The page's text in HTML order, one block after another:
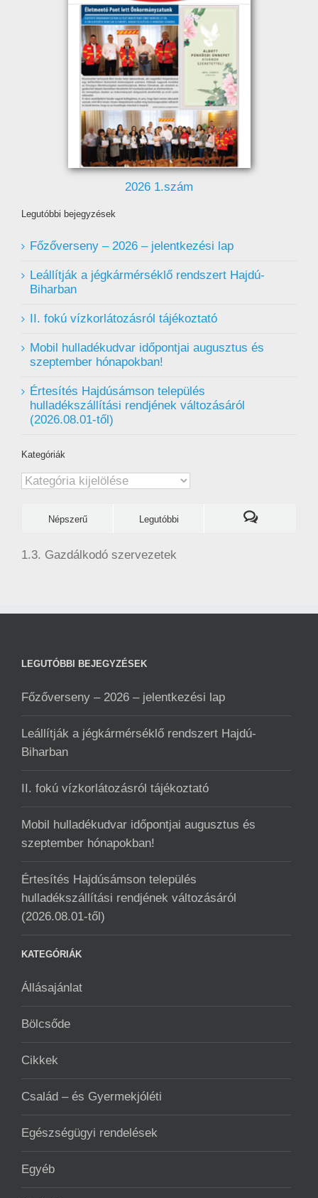
2026 1.szám
Legutóbbi bejegyzések
Főzőverseny – 2026 – jelentkezési lap
Leállítják a jégkármérséklő rendszert Hajdú-
Biharban
II. fokú vízkorlátozásról tájékoztató
Mobil hulladékudvar ️időpontjai augusztus és
szeptember hónapokban!
Értesítés Hajdúsámson település
hulladékszállítási rendjének változásáról
(2026.08.01-től)
Kategóriák
Kategóriák
Népszerű Legutóbbi
1.3. Gazdálkodó szervezetek
LEGUTÓBBI BEJEGYZÉSEK
Főzőverseny – 2026 – jelentkezési lap
Leállítják a jégkármérséklő rendszert Hajdú-
Biharban
II. fokú vízkorlátozásról tájékoztató
Mobil hulladékudvar ️időpontjai augusztus és
szeptember hónapokban!
Értesítés Hajdúsámson település
hulladékszállítási rendjének változásáról
(2026.08.01-től)
KATEGÓRIÁK
Állásajánlat
Bölcsőde
Cikkek
Család – és Gyermekjóléti
Egészségügyi rendelések
Egyéb